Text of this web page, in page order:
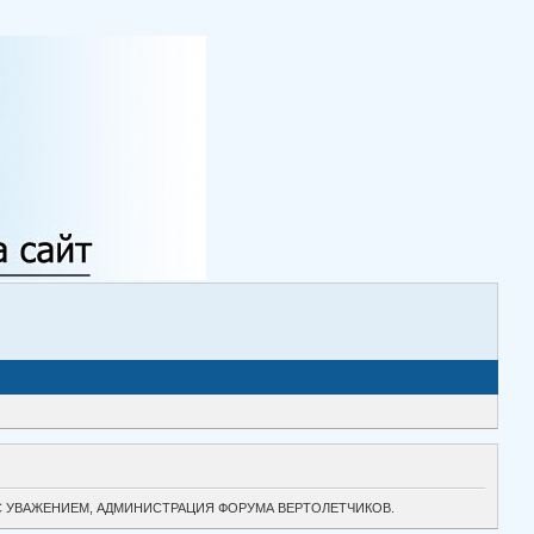
УВАЖЕНИЕМ, АДМИНИСТРАЦИЯ ФОРУМА ВЕРТОЛЕТЧИКОВ.